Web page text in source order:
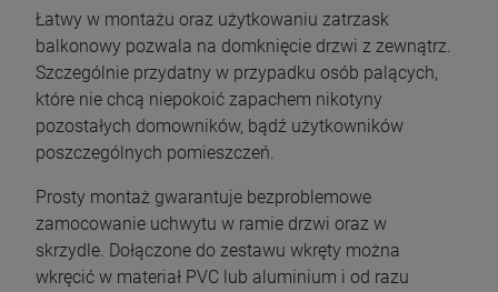
Łatwy w montażu oraz użytkowaniu zatrzask
balkonowy pozwala na domknięcie drzwi z zewnątrz.
Szczególnie przydatny w przypadku osób palących,
które nie chcą niepokoić zapachem nikotyny
pozostałych domowników, bądź użytkowników
poszczególnych pomieszczeń.
Prosty montaż gwarantuje bezproblemowe
zamocowanie uchwytu w ramie drzwi oraz w
skrzydle. Dołączone do zestawu wkręty można
wkręcić w materiał PVC lub aluminium i od razu